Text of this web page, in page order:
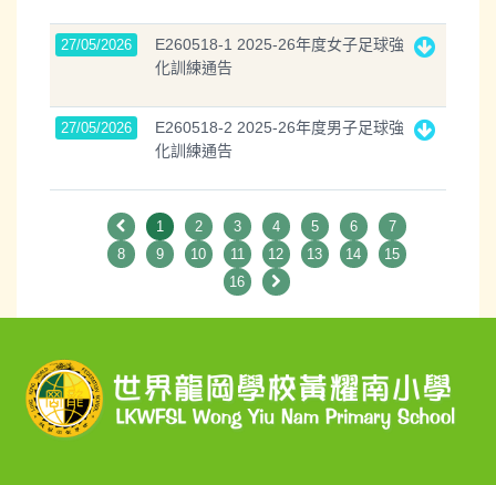
27/05/2026
E260518-1 2025-26年度女子足球強
化訓練通告
27/05/2026
E260518-2 2025-26年度男子足球強
化訓練通告
1 2 3 4 5 6
7
8
9 10 11 12 13 14
15
16